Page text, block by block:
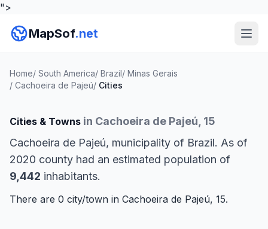
">
MapSof.net
Home/ South America/ Brazil/ Minas Gerais
/ Cachoeira de Pajeú/ Cities
Cities & Towns in Cachoeira de Pajeú, 15
Cachoeira de Pajeú, municipality of Brazil. As of
2020 county had an estimated population of
9,442 inhabitants.
There are 0 city/town in Cachoeira de Pajeú, 15.